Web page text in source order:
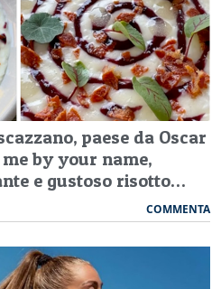
paese da Oscar
by your name,
e gustoso risotto…
COMMENTA